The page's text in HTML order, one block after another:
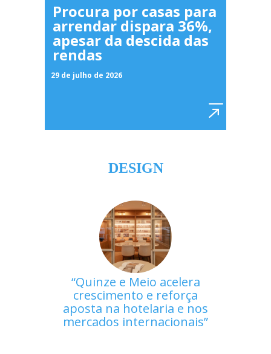
Procura por casas para
arrendar dispara 36%,
apesar da descida das
rendas
29 de julho de 2026
DESIGN
Quinze e Meio acelera
crescimento e reforça
aposta na hotelaria e nos
mercados internacionais